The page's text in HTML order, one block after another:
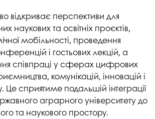
відкриває перспективи для
наукових та освітніх проєктів,
мобільності, проведення
і гостьових лекцій, а
співпраці у сферах цифрових
комунікацій, інновацій і
Це сприятиме подальшій інтеграції
аграрного університету до
та наукового простору.